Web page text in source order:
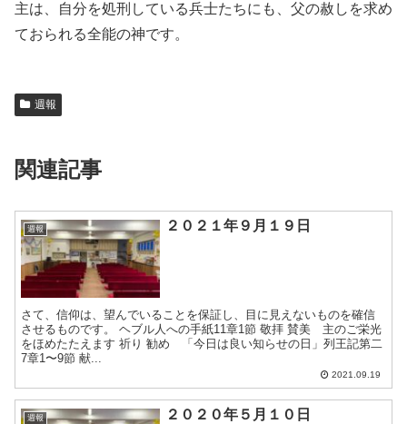
主は、自分を処刑している兵士たちにも、父の赦しを求め
ておられる全能の神です。
週報
関連記事
週報 ２０２１年９月１９日
さて、信仰は、望んでいることを保証し、目に見えないものを確信
させるものです。 ヘブル人への手紙11章1節 敬拝 賛美 主のご栄光
をほめたたえます 祈り 勧め 「今日は良い知らせの日」列王記第二
7章1〜9節 献...
2021.09.19
週報 ２０２０年５月１０日